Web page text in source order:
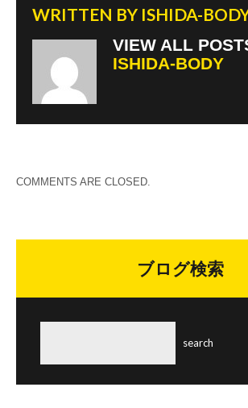
WRITTEN BY ISHIDA-
VIEW ALL
ISHIDA-BODY
COMMENTS ARE CLOSED.
ブログ検索